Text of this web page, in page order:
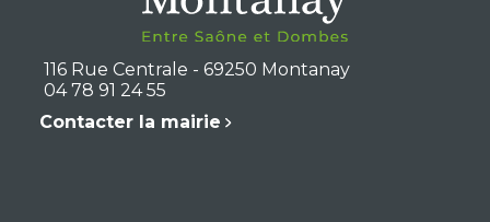
116 Rue Centrale - 69250 Montanay
04 78 91 24 55
Contacter la mairie